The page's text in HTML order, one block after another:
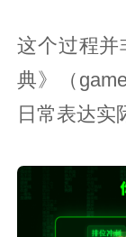
这个过程并
典》（
日常表达实